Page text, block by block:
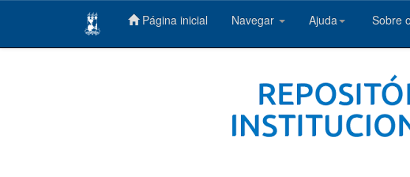
Página inicial Navegar Ajuda Sobre